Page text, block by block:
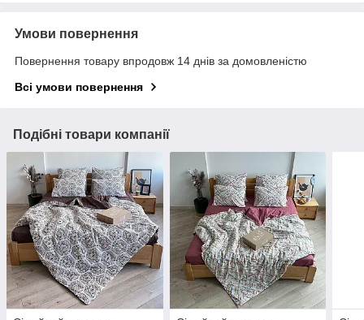
Умови повернення
Повернення товару впродовж 14 днів за домовленістю
Всі умови повернення
Подібні товари компанії